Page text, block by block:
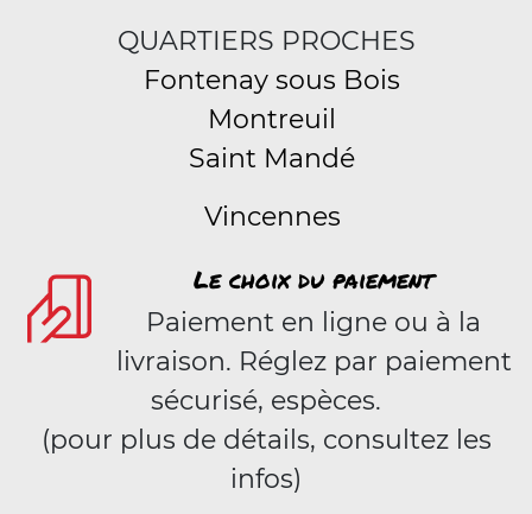
QUARTIERS PROCHES
Fontenay sous Bois
Montreuil
Saint Mandé
Vincennes
Le choix du paiement
Paiement en ligne ou à la
livraison. Réglez par paiement
sécurisé, espèces.
(pour plus de détails, consultez les
infos)